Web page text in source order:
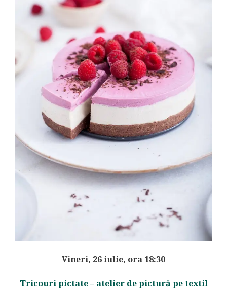
Vineri, 26 iulie, ora 18:30
Tricouri pictate – atelier de pictură pe textil